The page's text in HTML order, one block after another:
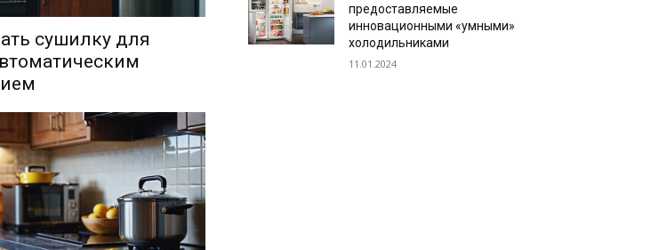
сушилку для
предоставляемые
инновационными «умными»
холодильниками
11.01.2024